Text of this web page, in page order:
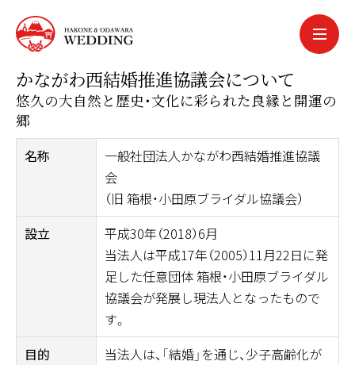
中文繁体
한국어
português
español
かながわ西結婚推進協議会について
悠久の大自然と歴史・文化に彩られた良縁と開運の
郷
名称
一般社団法人かながわ西結婚推進協議
会
（旧 箱根・小田原ブライダル協議会）
設立
平成30年（2018）6月
当法人は平成17年（2005）11月22日に発
足した任意団体 箱根・小田原ブライダル
協議会が発展し現法人となったもので
す。
目的
当法人は、「結婚」を通じ、少子高齢化が